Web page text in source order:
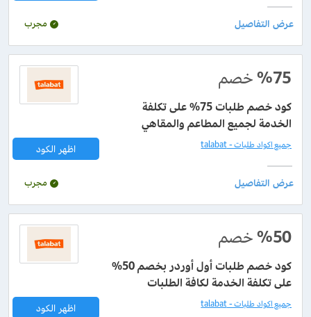
مجرب
%75خصم
كود خصم طلبات 75% على تكلفة
الخدمة لجميع المطاعم والمقاهي
اظهر الكود جميع اكواد طلبات - talabat
مجرب
%50خصم
كود خصم طلبات أول أوردر بخصم 50%
على تكلفة الخدمة لكافة الطلبات
اظهر الكود جميع اكواد طلبات - talabat